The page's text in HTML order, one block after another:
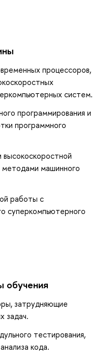
процессоров,
систем.
программирования и
программного
высокоскоростной
методами машинного
работы с
суперкомпьютерного
обучения
затрудняющие
задач.
тестирования,
кода.